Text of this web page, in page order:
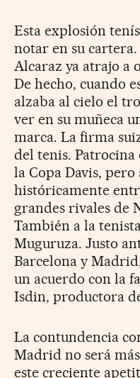
Esta explosión
notar en su cartera.
Alcaraz ya atrajo a
De hecho, cuando
alzaba al cielo el
ver en su muñeca
marca. La firma
del tenis.
la Copa Davis,
históricamente
grandes rivales de
También a la
Muguruza. Justo
Barcelona y
un acuerdo con la
Isdin, productora
La contundencia
Madrid no será
este creciente